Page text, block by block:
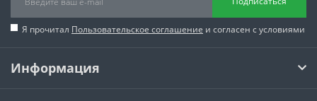
Я прочитал Пользовательское соглашение и согласен с условиями
Информация